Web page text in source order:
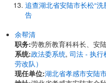
追查湖北省安陆市长松“
告
余帮清
职务:劳教所教育科科长、安
系统:政法委系统, 司法 - 执行
劳改队）
现任单位:湖北省孝感市安陆